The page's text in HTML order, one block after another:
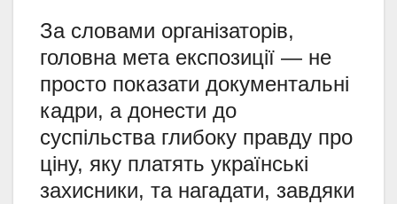
За словами організаторів,
головна мета експозиції — не
просто показати документальні
кадри, а донести до
суспільства глибоку правду про
ціну, яку платять українські
захисники, та нагадати, завдяки